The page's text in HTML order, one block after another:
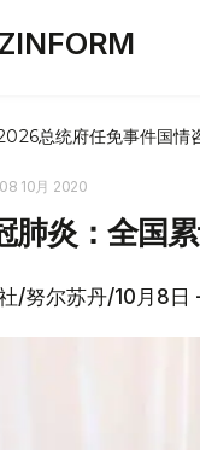
总统府任免事件国情
10月 2020
肺炎：全国
/努尔苏丹/10月8日